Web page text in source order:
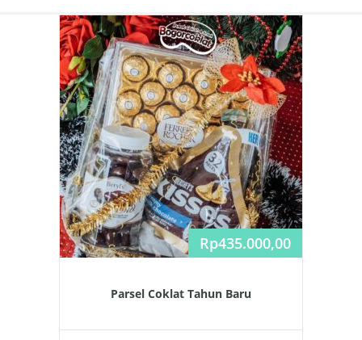
Rp435.000,00
Parsel Coklat Tahun Baru